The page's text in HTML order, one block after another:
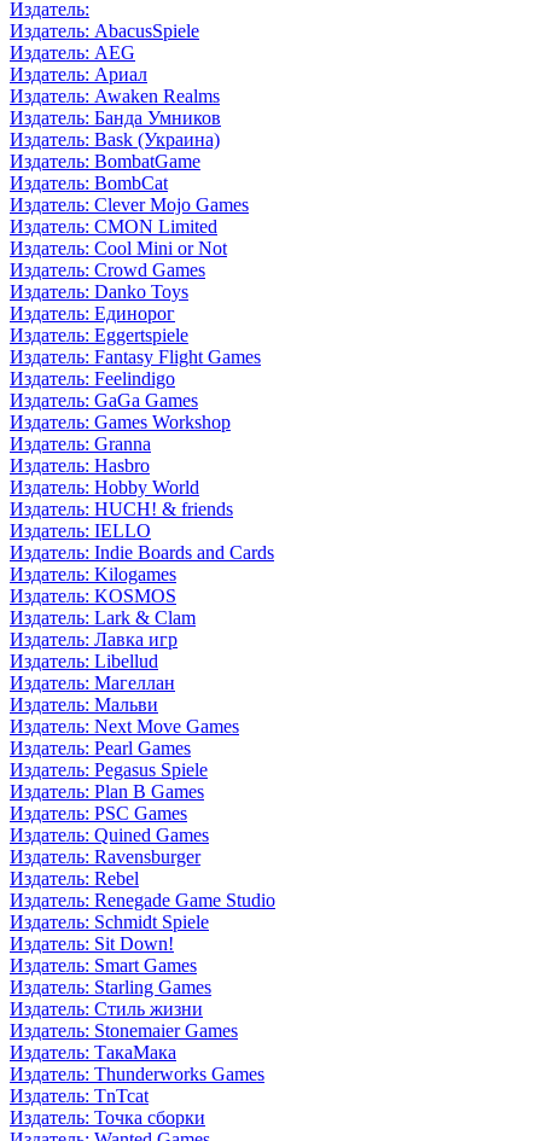
Издатель:
Издатель: AbacusSpiele
Издатель: AEG
Издатель: Ариал
Издатель: Awaken Realms
Издатель: Банда Умников
Издатель: Bask (Украина)
Издатель: BombatGame
Издатель: BombCat
Издатель: Clever Mojo Games
Издатель: CMON Limited
Издатель: Cool Mini or Not
Издатель: Crowd Games
Издатель: Danko Toys
Издатель: Единорог
Издатель: Eggertspiele
Издатель: Fantasy Flight Games
Издатель: Feelindigo
Издатель: GaGa Games
Издатель: Games Workshop
Издатель: Granna
Издатель: Hasbro
Издатель: Hobby World
Издатель: HUCH! & friends
Издатель: IELLO
Издатель: Indie Boards and Cards
Издатель: Kilogames
Издатель: KOSMOS
Издатель: Lark & Clam
Издатель: Лавка игр
Издатель: Libellud
Издатель: Магеллан
Издатель: Мальви
Издатель: Next Move Games
Издатель: Pearl Games
Издатель: Pegasus Spiele
Издатель: Plan B Games
Издатель: PSC Games
Издатель: Quined Games
Издатель: Ravensburger
Издатель: Rebel
Издатель: Renegade Game Studio
Издатель: Schmidt Spiele
Издатель: Sit Down!
Издатель: Smart Games
Издатель: Starling Games
Издатель: Стиль жизни
Издатель: Stonemaier Games
Издатель: ТакаМака
Издатель: Thunderworks Games
Издатель: TnTcat
Издатель: Точка сборки